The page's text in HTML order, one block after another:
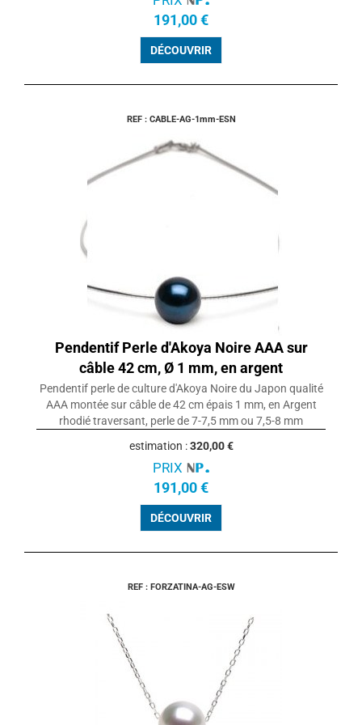
191,00 €
DÉCOUVRIR
REF : CABLE-AG-1mm-ESN
Pendentif Perle d'Akoya Noire AAA sur
câble 42 cm, Ø 1 mm, en argent
Pendentif perle de culture d'Akoya Noire du Japon qualité
AAA montée sur câble de 42 cm épais 1 mm, en Argent
rhodié traversant, perle de 7-7,5 mm ou 7,5-8 mm
estimation :320,00 €
PRIX
191,00 €
DÉCOUVRIR
REF : FORZATINA-AG-ESW